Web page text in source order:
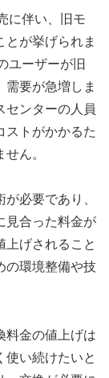
に伴い、旧モ
とが挙げられま
ユーザーが旧
需要が急増しま
センターの人員
ストがかかるた
ん。
必要であり、
見合った料金が
上げされること
の環境整備や技
料金の値上げは
使い続けたいと